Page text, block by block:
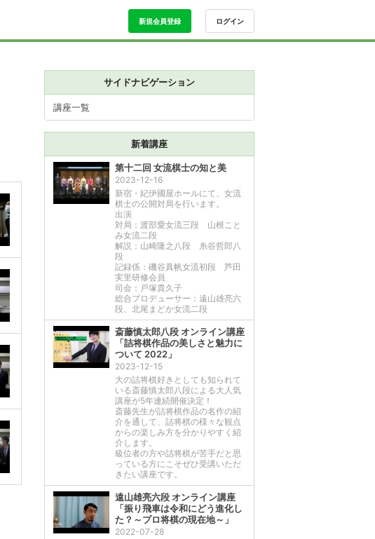
新規会員登録 ログイン
サイドナビゲーション
講座一覧
新着講座
第十二回 女流棋士の知と美
2023-12-16
新宿・紀伊國屋ホールにて、女流
棋士の公開対局を行います。
出演
対局：渡部愛女流三段 山根こと
み女流二段
解説：山崎隆之八段 糸谷哲郎八
段
記録係：磯谷真帆女流初段 芦田
実里研修会員
司会：戸塚貴久子
総合プロデューサー：遠山雄亮六
段、北尾まどか女流二段
斎藤慎太郎八段 オンライン講座
「詰将棋作品の美しさと魅力に
ついて 2022」
2023-12-15
大の詰将棋好きとしても知られて
いる斎藤慎太郎八段による大人気
講座が5年連続開催決定！
斎藤先生が詰将棋作品の名作の紹
介を通して、詰将棋の様々な観点
からの楽しみ方を分かりやすく紹
介します。
級位者の方や詰将棋が苦手だと思
っている方にこそぜひ受講いただ
きたい講座です。
遠山雄亮六段 オンライン講座
「振り飛車は令和にどう進化し
た？～プロ将棋の現在地～」
2022-07-28